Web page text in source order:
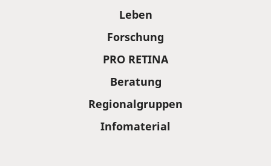
Leben
Forschung
PRO RETINA
Beratung
Regionalgruppen
Infomaterial